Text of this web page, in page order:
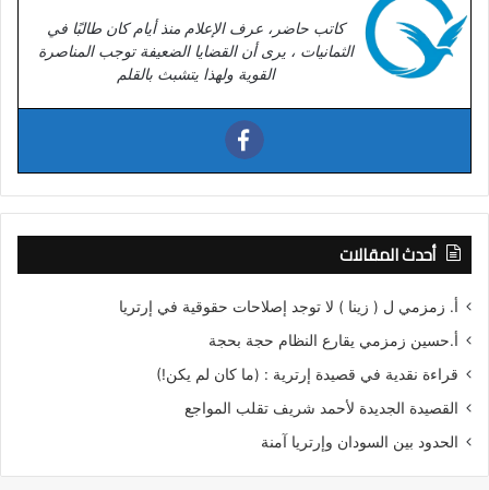
كاتب حاضر، عرف الإعلام منذ أيام كان طالبًا في
الثمانيات ، يرى أن القضايا الضعيفة توجب المناصرة
القوية ولهذا يتشبث بالقلم
أحدث المقالات
أ. زمزمي ل ( زينا ) لا توجد إصلاحات حقوقية في إرتريا
أ.حسين زمزمي يقارع النظام حجة بحجة
قراءة نقدية في قصيدة إرترية : (ما كان لم يكن!)
القصيدة الجديدة لأحمد شريف تقلب المواجع
الحدود بين السودان وإرتريا آمنة